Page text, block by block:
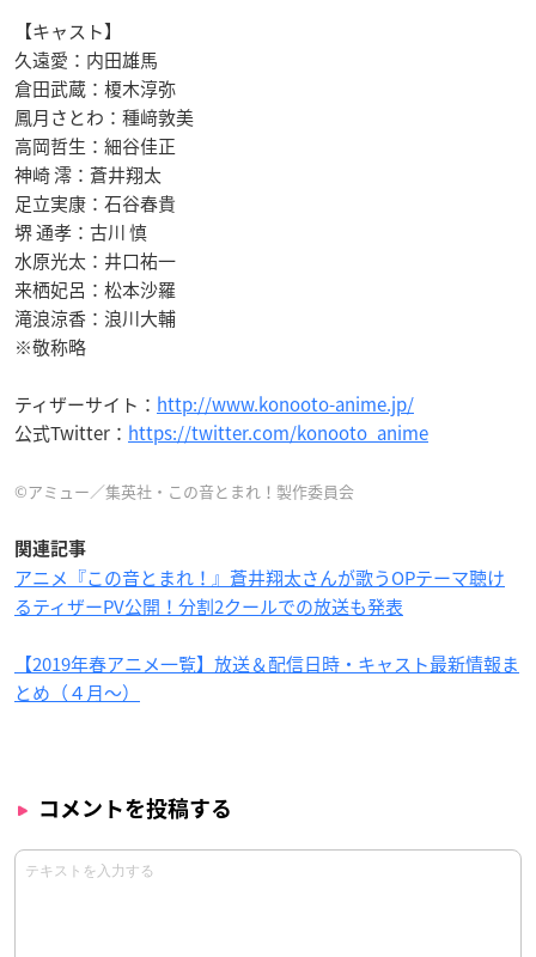
【キャスト】
久遠愛：内田雄馬
倉田武蔵：榎木淳弥
鳳月さとわ：種﨑敦美
高岡哲生：細谷佳正
神崎 澪：蒼井翔太
足立実康：石谷春貴
堺 通孝：古川 慎
水原光太：井口祐一
来栖妃呂：松本沙羅
滝浪涼香：浪川大輔
※敬称略
ティザーサイト： http://www.konooto-anime.jp/
公式Twitter： https://twitter.com/konooto_anime
©アミュー／集英社・この音とまれ！製作委員会
関連記事
アニメ『この音とまれ！』蒼井翔太さんが歌うOPテーマ聴け
るティザーPV公開！分割2クールでの放送も発表
【2019年春アニメ一覧】放送＆配信日時・キャスト最新情報ま
とめ（４月〜）
コメントを投稿する